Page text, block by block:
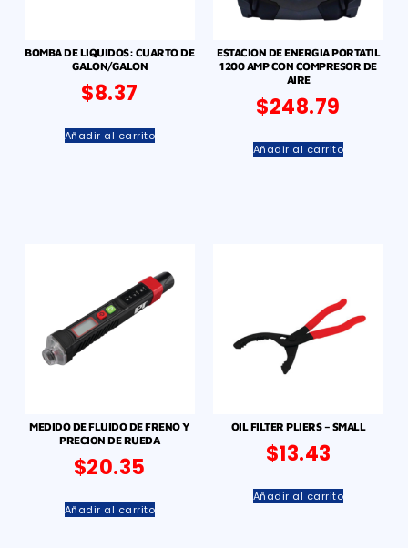
BOMBA DE LIQUIDOS: CUARTO DE
GALON/GALON
$8.37
Añadir al carrito
ESTACION DE ENERGIA PORTATIL
1200 AMP CON COMPRESOR DE
AIRE
$248.79
Añadir al carrito
MEDIDO DE FLUIDO DE FRENO Y
PRECION DE RUEDA
$20.35
Añadir al carrito
OIL FILTER PLIERS – SMALL
$13.43
Añadir al carrito